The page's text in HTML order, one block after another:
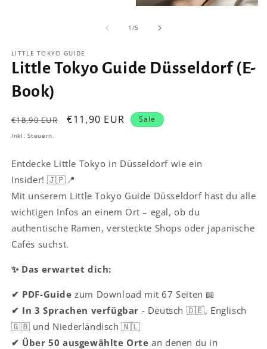
in
1 /von
5
LITTLE TOKYO GUIDE
Little Tokyo Guide Düsseldorf (E-
Book)
Normaler
Preis
€18,90 EUR Verkaufspreis
€11,90 EUR Sale
Inkl. Steuern.
Entdecke Little Tokyo in Düsseldorf wie ein
Insider!🇯🇵📍
Mit unserem Little Tokyo Guide Düsseldorf hast du alle
wichtigen Infos an einem Ort – egal, ob du
authentische Ramen, versteckte Shops oder japanische
Cafés suchst.
✨ Das erwartet dich:
✔ PDF-Guidezum Download mit 67 Seiten 📖
✔ In 3 Sprachen verfügbar - Deutsch 🇩🇪, Englisch
🇬🇧 und Niederländisch 🇳🇱
✔ Über 50 ausgewählte Ortean denen du in